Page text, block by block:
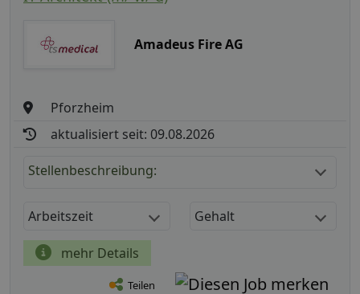
Amadeus Fire AG
Pforzheim
aktualisiert seit: 09.08.2026
Stellenbeschreibung:
Arbeitszeit Gehalt
mehr Details
Teilen